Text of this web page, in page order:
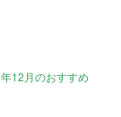
12月のおすすめ